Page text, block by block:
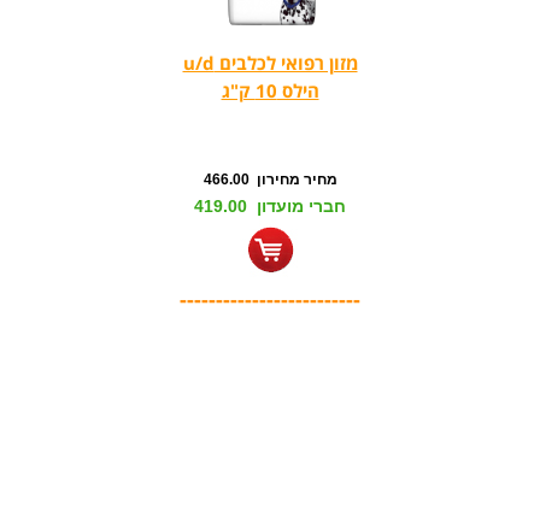
מזון רפואי לכלבים u/d
הילס 10 ק"ג
מחיר מחירון 466.00
חברי מועדון 419.00
-------------------------